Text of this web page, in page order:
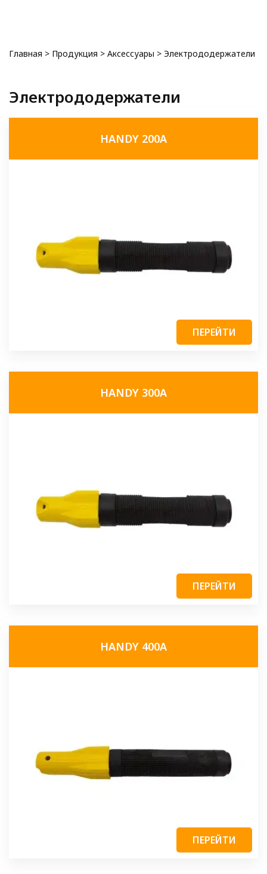
Главная > Продукция > Аксессуары > Электрододержатели
Электрододержатели
HANDY 200A
ПЕРЕЙТИ
HANDY 300A
ПЕРЕЙТИ
HANDY 400A
ПЕРЕЙТИ